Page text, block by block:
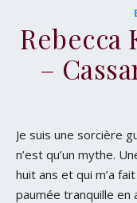
Rebecca
–
Je suis une sorcière
n’est qu’un mythe.
huit ans et qui m’a
paumée tranquille en